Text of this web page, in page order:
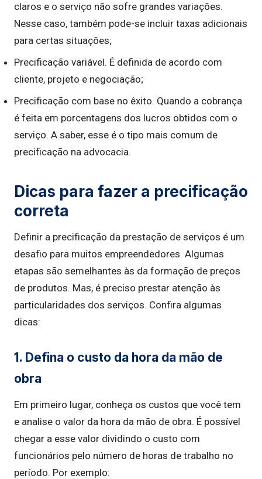
claros e o serviço não sofre grandes variações.
Nesse caso, também pode-se incluir taxas adicionais
para certas situações;
Precificação variável. É definida de acordo com
cliente, projeto e negociação;
Precificação com base no êxito. Quando a cobrança
é feita em porcentagens dos lucros obtidos com o
serviço. A saber, esse é o tipo mais comum de
precificação na advocacia.
Dicas para fazer a precificação
correta
Definir a precificação da prestação de serviços é um
desafio para muitos empreendedores. Algumas
etapas são semelhantes às da formação de preços
de produtos. Mas, é preciso prestar atenção às
particularidades dos serviços. Confira algumas
dicas:
1. Defina o custo da hora da mão de
obra
Em primeiro lugar, conheça os custos que você tem
e analise o valor da hora da mão de obra. É possível
chegar a esse valor dividindo o custo com
funcionários pelo número de horas de trabalho no
período. Por exemplo: